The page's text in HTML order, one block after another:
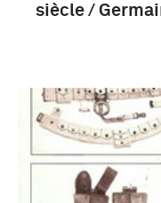
siècle /